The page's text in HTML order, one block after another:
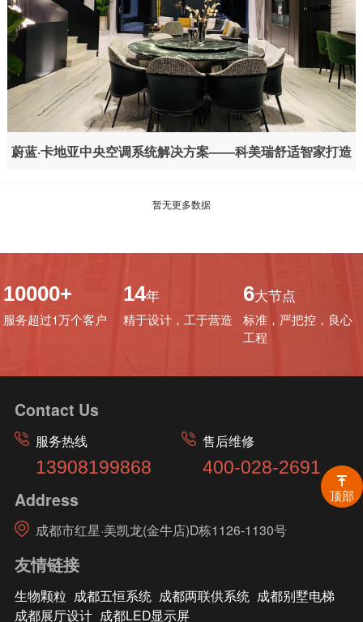
蔚蓝·卡地亚中央空调系统解决方案——科美瑞舒适智家打造
暂无更多数据
10000+
服务超过1万个客户
14年
精于设计，工于营造
6大节点
标准，严把控，良心
工程
Contact Us
服务热线
13908199868
售后维修
400-028-2691
Address
成都市红星·美凯龙(金牛店)D栋1126-1130号
友情链接
生物颗粒 成都五恒系统 成都两联供系统 成都别墅电梯
成都展厅设计 成都LED显示屏
顶部